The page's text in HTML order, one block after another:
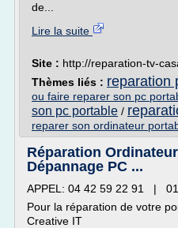
de...
Lire la suite
Site : http://reparation-tv-
Thèmes liés : reparation
ou faire reparer son pc
son pc portable /
reparer son ordinateur
Réparation Ordinateur
Dépannage PC ...
APPEL: 04 42 59 22 91 | 01
Pour la réparation de votre
Creative IT